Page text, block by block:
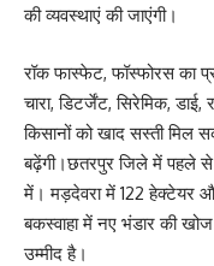
की व्यवस्थाएं की जाएंगी।
रॉक फास्फेट, फॉस्फोरस का
चारा, डिटर्जेंट, सिरेमिक,
किसानों को खाद सस्ती मिल
बढ़ेंगी।छतरपुर जिले में पहले से
में। मड़देवरा में 122 हेक्टेयर
बकस्वाहा में नए भंडार की
उम्मीद है।